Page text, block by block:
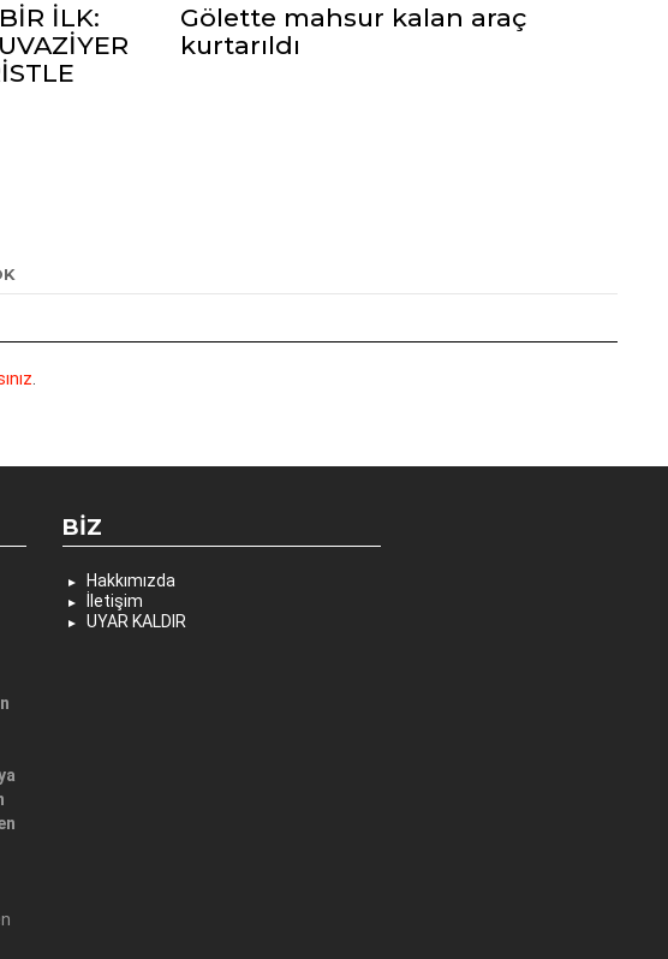
İLK:
Gölette mahsur kalan araç
kurtarıldı
BIZ
Hakkımızda
İletişim
UYAR KALDIR